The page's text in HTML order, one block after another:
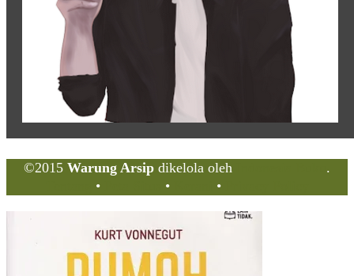
©2015 Warung Arsip dikelola oleh
.
• • •